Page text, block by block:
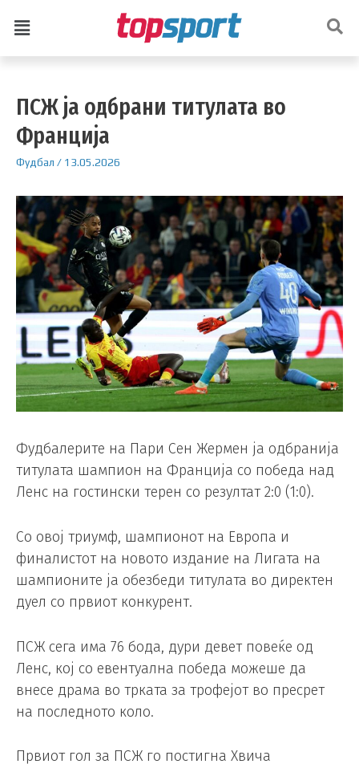
ПСЖ ја одбрани титулата во
Франција
Фудбал / 13.05.2026
Фудбалерите на Пари Сен Жермен ја одбранија
титулата шампион на Франција со победа над
Ленс на гостински терен со резултат 2:0 (1:0).
Со овој триумф, шампионот на Европа и
финалистот на новото издание на Лигата на
шампионите ја обезбеди титулата во директен
дуел со првиот конкурент.
ПСЖ сега има 76 бода, дури девет повеќе од
Ленс, кој со евентуална победа можеше да
внесе драма во трката за трофејот во пресрет
на последното коло.
Првиот гол за ПСЖ го постигна Хвича